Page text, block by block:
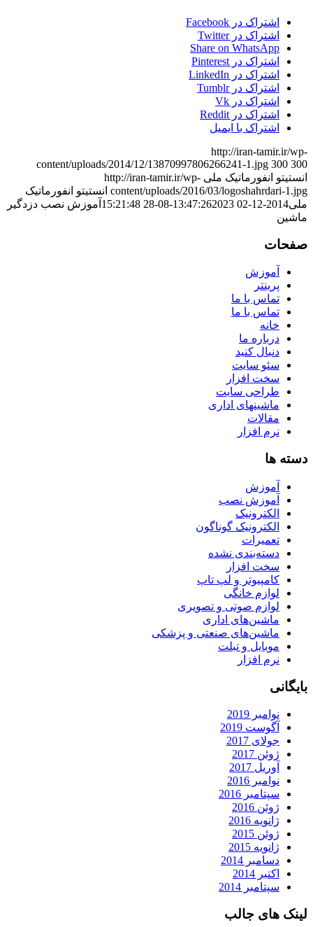
اشتراک در Facebook
اشتراک در Twitter
Share on WhatsApp
اشتراک در Pinterest
اشتراک در LinkedIn
اشتراک در Tumblr
اشتراک در Vk
اشتراک در Reddit
اشتراک با ایمیل
http://iran-tamir.ir/wp-
content/uploads/2014/12/13870997806266241-1.jpg 300 300
انستیتو انفورماتیک ملی http://iran-tamir.ir/wp-
content/uploads/2016/03/logoshahrdari-1.jpg انستیتو انفورماتیک
ملی2014-12-02 13:47:26
2023-08-28 15:21:48
آموزش نصب دزدگیر
ماشین
صفحات
آموزش
پرینتر
تماس با ما
تماس با ما
خانه
درباره ما
دنبال کنید
سئو سایت
سخت افزار
طراحی سایت
ماشینهای اداری
مقالات
نرم افزار
دسته ها
آموزش
آموزش نصب
الکترونیک
الکترونیک گوناگون
تعمیرات
دسته‌بندی نشده
سخت افزار
کامپیوتر و لپ تاپ
لوازم خانگی
لوازم صوتی و تصویری
ماشین‌های اداری
ماشین‌های صنعتی و پزشکی
موبایل و تبلت
نرم افزار
بایگانی
نوامبر 2019
آگوست 2019
جولای 2017
ژوئن 2017
آوریل 2017
نوامبر 2016
سپتامبر 2016
ژوئن 2016
ژانویه 2016
ژوئن 2015
ژانویه 2015
دسامبر 2014
اکتبر 2014
سپتامبر 2014
لینک های جالب